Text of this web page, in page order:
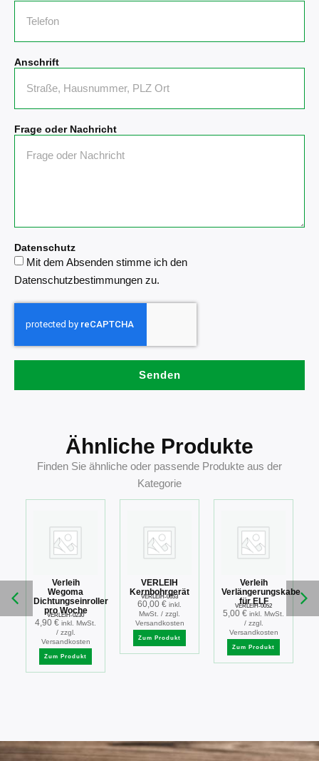
Anschrift
Frage oder Nachricht
Datenschutz
Mit dem Absenden stimme ich den
Datenschutzbestimmungen zu.
Senden
Ähnliche Produkte
Finden Sie ähnliche oder passende Produkte aus der
Kategorie
Verleih
Wegoma
Dichtungseinroller
pro Woche
VERLEIH-0230
4,90 € inkl. MwSt.
/ zzgl.
Versandkosten
Zum Produkt
VERLEIH
Kernbohrgerät
VERLEIH-0053
60,00 € inkl.
MwSt. / zzgl.
Versandkosten
Zum Produkt
Verleih
Verlängerungskabel
für ELF
VERLEIH-0052
5,00 € inkl. MwSt.
/ zzgl.
Versandkosten
Zum Produkt